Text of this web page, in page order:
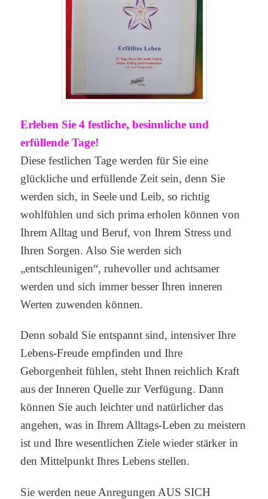
Erleben Sie 4 festliche, besinnliche und
erfüllende Tage!
Diese festlichen Tage werden für Sie eine
glückliche und erfüllende Zeit sein, denn Sie
werden sich, in Seele und Leib, so richtig
wohlfühlen und sich prima erholen können von
Ihrem Alltag und Beruf, von Ihrem Stress und
Ihren Sorgen. Also Sie werden sich
„entschleunigen“, ruhevoller und achtsamer
werden und sich immer besser Ihren inneren
Werten zuwenden können.
Denn sobald Sie entspannt sind, intensiver Ihre
Lebens-Freude empfinden und Ihre
Geborgenheit fühlen, steht Ihnen reichlich Kraft
aus der Inneren Quelle zur Verfügung. Dann
können Sie auch leichter und natürlicher das
angehen, was in Ihrem Alltags-Leben zu meistern
ist und Ihre wesentlichen Ziele wieder stärker in
den Mittelpunkt Ihres Lebens stellen.
Sie werden neue Anregungen AUS SICH